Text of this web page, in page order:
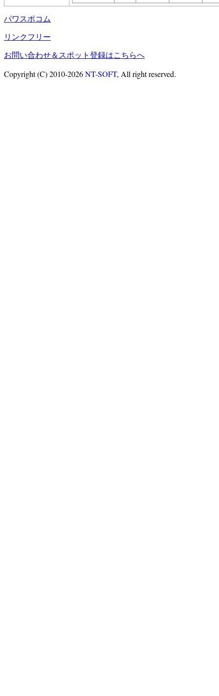
パワスポコム
リンクフリー
お問い合わせ＆スポット登録はこちらへ
Copyright (C) 2010-2026NT-SOFT, All right reserved.